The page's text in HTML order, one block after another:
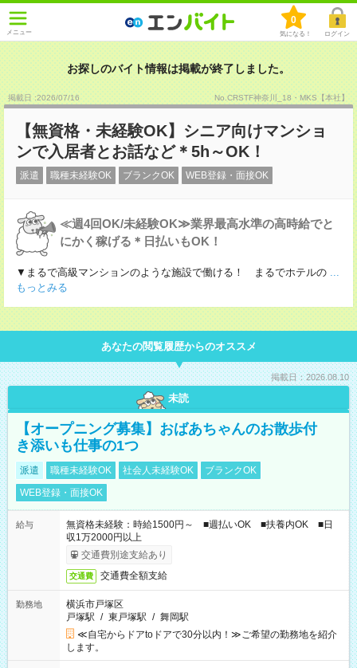
メニュー
0
気になる！ ログイン
お探しのバイト情報は掲載が終了しました。
掲載日 :2026/07/16 No.CRSTF神奈川_18・MKS【本社】
【無資格・未経験OK】シニア向けマンショ
ンで入居者とお話など＊5h～OK！
派遣 職種未経験OK ブランクOK WEB登録・面接OK
≪週4回OK/未経験OK≫業界最高水準の高時給でと
にかく稼げる＊日払いもOK！
▼まるで高級マンションのような施設で働ける！ まるでホテルの ...
もっとみる
あなたの閲覧履歴からのオススメ
掲載日：2026.08.10
未読
【オープニング募集】おばあちゃんのお散歩付
き添いも仕事の1つ
派遣 職種未経験OK 社会人未経験OK
ブランクOK
WEB登録・面接OK
給与
無資格未経験：時給1500円～ ■週払いOK ■扶養内OK ■日
収1万2000円以上
交通費別途支給あり
交通費 交通費全額支給
勤務地
横浜市戸塚区
戸塚駅 / 東戸塚駅 / 舞岡駅
≪自宅からドアtoドアで30分以内！≫ご希望の勤務地を紹介
します。